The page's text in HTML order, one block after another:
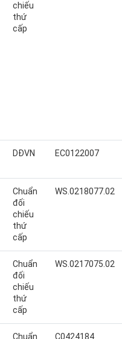
chiếu
thứ
cấp
DĐVN EC0122007
Chuẩn
đối
chiếu
thứ
cấp
WS.0218077.02
Chuẩn
đối
chiếu
thứ
cấp
WS.0217075.02
Chuẩn C0424184